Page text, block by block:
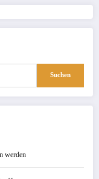
Suchen
werden